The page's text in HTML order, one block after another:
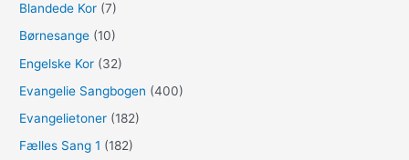
Blandede Kor (7)
Børnesange (10)
Engelske Kor (32)
Evangelie Sangbogen (400)
Evangelietoner (182)
Fælles Sang 1 (182)